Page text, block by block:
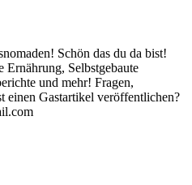
Schön das du da bist!
Selbstgebaute
und mehr! Fragen,
einen Gastartikel veröffentlichen?